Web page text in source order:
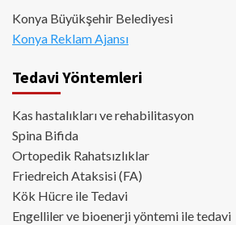
Konya Büyükşehir Belediyesi
Konya Reklam Ajansı
Tedavi Yöntemleri
Kas hastalıkları ve rehabilitasyon
Spina Bifida
Ortopedik Rahatsızlıklar
Friedreich Ataksisi (FA)
Kök Hücre ile Tedavi
Engelliler ve bioenerji yöntemi ile tedavi